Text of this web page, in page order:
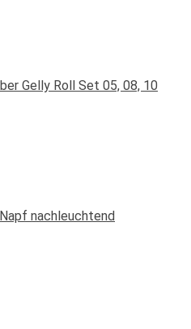
Gelly Roll Set 05, 08, 10
nachleuchtend